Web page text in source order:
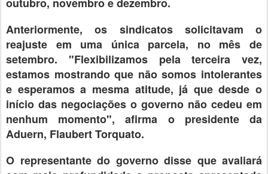
Anteriormente, os sindicatos solicitavam o
reajuste em uma única parcela, no mês de
setembro. "Flexibilizamos pela terceira vez,
estamos mostrando que não somos intolerantes
e esperamos a mesma atitude, já que desde o
início das negociações o governo não cedeu em
nenhum momento", afirma o presidente da
Aduern, Flaubert Torquato.
O representante do governo disse que avaliará